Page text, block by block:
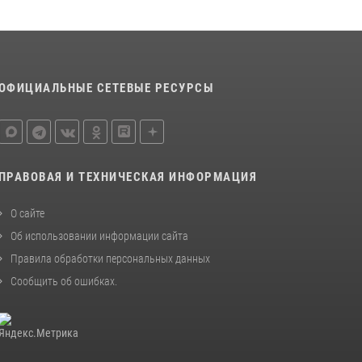
отработали навыки десантирования на Урале
Росгвардейцы в День семьи, любви и
оказавшимся в сложной жизненной ситуации
08 июля 2026, 09:38
СЕТЕВЫЕ РЕСУРСЫ
ПРАВОВАЯ И ТЕХНИЧЕСКАЯ ИНФОРМАЦИЯ
О сайте
Об использовании информации сайта
Правила обработки персональных данных
Сообщить об ошибках.